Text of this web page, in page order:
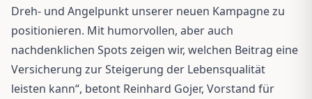
Dreh- und Angelpunkt unserer neuen Kampagne zu
positionieren. Mit humorvollen, aber auch
nachdenklichen Spots zeigen wir, welchen Beitrag eine
Versicherung zur Steigerung der Lebensqualität
leisten kann“, betont Reinhard Gojer, Vorstand für